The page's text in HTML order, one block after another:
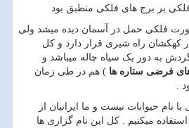
بر برج های فلکی منطبق بود
فلکی حمل در آسمان دیده میشد ولی
کهکشان راه شیری قرار دارد و کل
به دور یک سیاه چاله میباشد و
فرضی ستاره ها ) هم در طی زمان
.
نام حیوانات نیست و ما ایرانیان از
میکنیم . کل این نام گزاری ها